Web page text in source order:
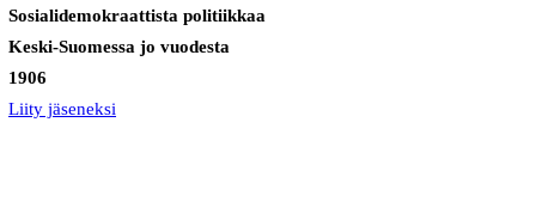
Sosialidemokraattista politiikkaa
Keski-Suomessa jo vuodesta
1906
Liity jäseneksi